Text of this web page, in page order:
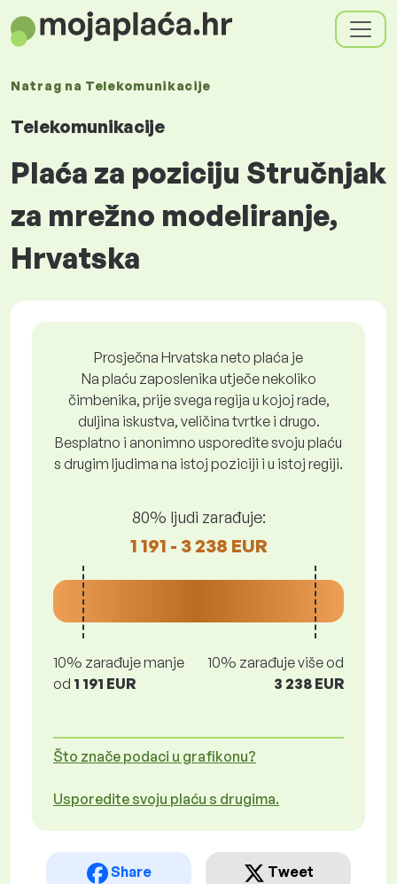
Natrag na Telekomunikacije
Telekomunikacije
Plaća za poziciju Stručnjak
za mrežno modeliranje,
Hrvatska
Prosječna Hrvatska neto plaća je
Na plaću zaposlenika utječe nekoliko
čimbenika, prije svega regija u kojoj rade,
duljina iskustva, veličina tvrtke i drugo.
Besplatno i anonimno usporedite svoju plaću
s drugim ljudima na istoj poziciji i u istoj regiji.
80% ljudi zarađuje:
1 191 - 3 238 EUR
10% zarađuje manje
od 1 191 EUR
10% zarađuje više od
3 238 EUR
Što znače podaci u grafikonu?
Usporedite svoju plaću s drugima.
Share Tweet